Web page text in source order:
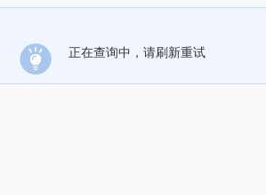
正在查询中，请刷新重试